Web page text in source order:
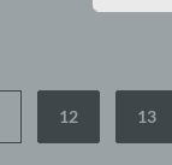
12 13